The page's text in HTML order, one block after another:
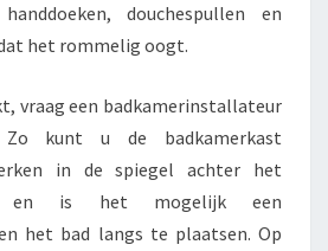
douchespullen en
het rommelig oogt.
vraag een badkamerinstallateur
kunt u de badkamerkast
in de spiegel achter het
en is het mogelijk een
het bad langs te plaatsen. Op